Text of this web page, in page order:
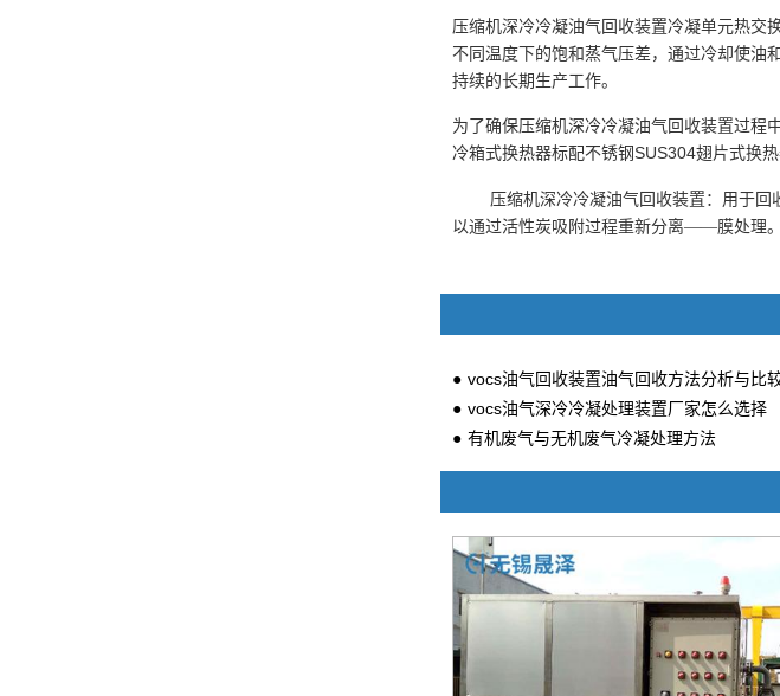
压缩机深冷冷凝油气回收装置冷凝单元热交
不同温度下的饱和蒸气压差，通过冷却使油
持续的长期生产工作。
为了确保压缩机深冷冷凝油气回收装置过程
冷箱式换热器标配不锈钢SUS304翅片式换
压缩机深冷冷凝油气回收装置：用于
以通过活性炭吸附过程重新分离——膜处理
vocs油气回收装置油气回收方法分析与比
vocs油气深冷冷凝处理装置厂家怎么选择
有机废气与无机废气冷凝处理方法